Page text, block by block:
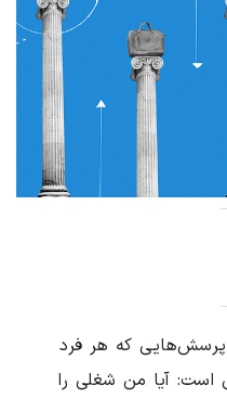
پرسش‌هایی که هر فرد
است: آیا من شغلی را